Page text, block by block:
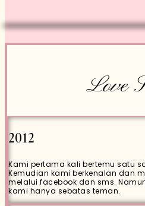
Love
2012
Kami pertama kali bertemu satu
Kemudian kami berkenalan dan
melalui facebook dan sms.
kami hanya sebatas teman.